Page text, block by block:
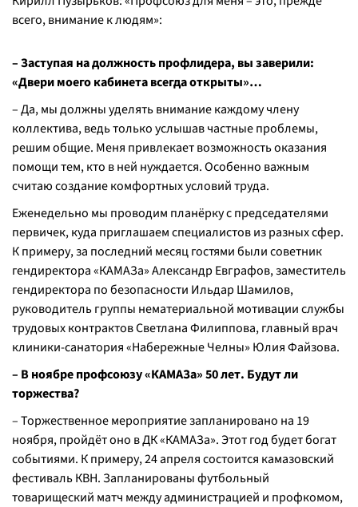
всего, внимание к людям»:
– Заступая на должность профлидера, вы заверили:
«Двери моего кабинета всегда открыты»…
– Да, мы должны уделять внимание каждому члену
коллектива, ведь только услышав частные проблемы,
решим общие. Меня привлекает возможность оказания
помощи тем, кто в ней нуждается. Особенно важным
считаю создание комфортных условий труда.
Еженедельно мы проводим планёрку с председателями
первичек, куда приглашаем специалистов из разных сфер.
К примеру, за последний месяц гостями были советник
гендиректора «КАМАЗа» Александр Евграфов, заместитель
гендиректора по безопасности Ильдар Шамилов,
руководитель группы нематериальной мотивации службы
трудовых контрактов Светлана Филиппова, главный врач
клиники-санатория «Набережные Челны» Юлия Файзова.
– В ноябре профсоюзу «КАМАЗа» 50 лет. Будут ли
торжества?
– Торжественное мероприятие запланировано на 19
ноября, пройдёт оно в ДК «КАМАЗа». Этот год будет богат
событиями. К примеру, 24 апреля состоится камазовский
фестиваль КВН. Запланированы футбольный
товарищеский матч между администрацией и профкомом,